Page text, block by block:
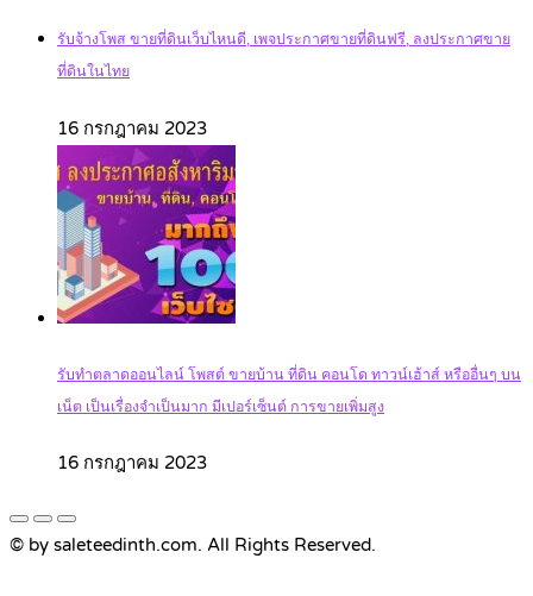
รับจ้างโพส ขายที่ดินเว็บไหนดี, เพจประกาศขายที่ดินฟรี, ลงประกาศขาย
ที่ดินในไทย
16 กรกฎาคม 2023
รับทำตลาดออนไลน์ โพสต์ ขายบ้าน ที่ดิน คอนโด ทาวน์เฮ้าส์ หรืออื่นๆ บน
เน็ต เป็นเรื่องจำเป็นมาก มีเปอร์เซ็นต์ การขายเพิ่มสูง
16 กรกฎาคม 2023
© by saleteedinth.com. All Rights Reserved.